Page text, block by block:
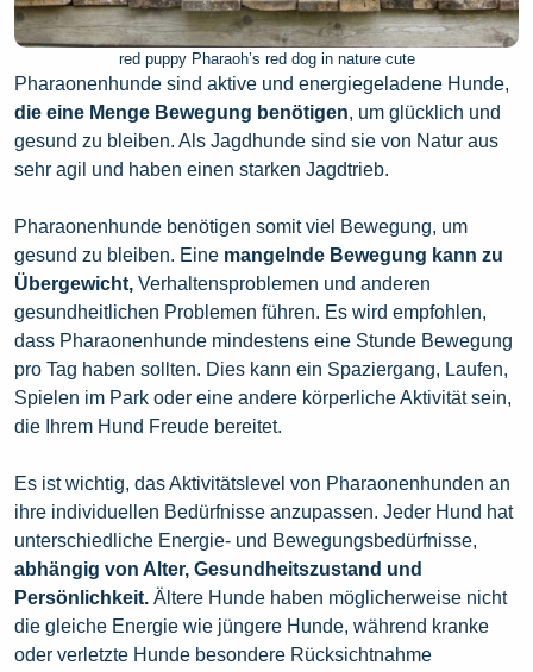
red puppy Pharaoh’s red dog in nature cute
Pharaonenhunde sind aktive und energiegeladene Hunde,
die eine Menge Bewegung benötigen, um glücklich und
gesund zu bleiben. Als Jagdhunde sind sie von Natur aus
sehr agil und haben einen starken Jagdtrieb.
Pharaonenhunde benötigen somit viel Bewegung, um
gesund zu bleiben. Eine mangelnde Bewegung kann zu
Übergewicht, Verhaltensproblemen und anderen
gesundheitlichen Problemen führen. Es wird empfohlen,
dass Pharaonenhunde mindestens eine Stunde Bewegung
pro Tag haben sollten. Dies kann ein Spaziergang, Laufen,
Spielen im Park oder eine andere körperliche Aktivität sein,
die Ihrem Hund Freude bereitet.
Es ist wichtig, das Aktivitätslevel von Pharaonenhunden an
ihre individuellen Bedürfnisse anzupassen. Jeder Hund hat
unterschiedliche Energie- und Bewegungsbedürfnisse,
abhängig von Alter, Gesundheitszustand und
Persönlichkeit. Ältere Hunde haben möglicherweise nicht
die gleiche Energie wie jüngere Hunde, während kranke
oder verletzte Hunde besondere Rücksichtnahme